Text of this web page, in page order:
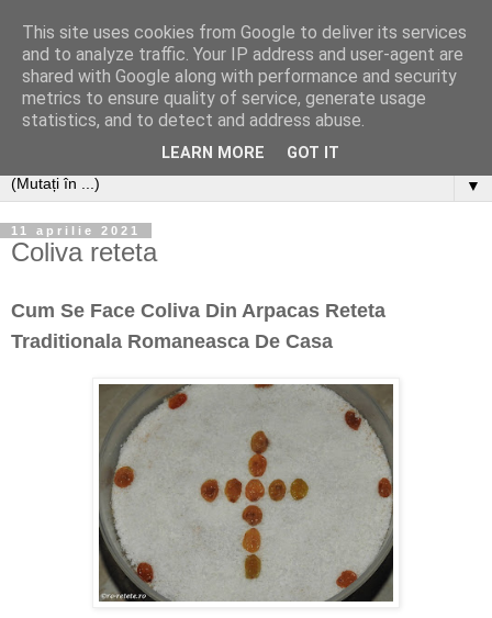
▼
11 aprilie 2021
Coliva reteta
Cum Se Face Coliva Din Arpacas Reteta
Traditionala Romaneasca De Casa
This site uses cookies from Google to deliver its services
and to analyze traffic. Your IP address and user-agent are
shared with Google along with performance and security
metrics to ensure quality of service, generate usage
statistics, and to detect and address abuse.
LEARN MORE GOT IT